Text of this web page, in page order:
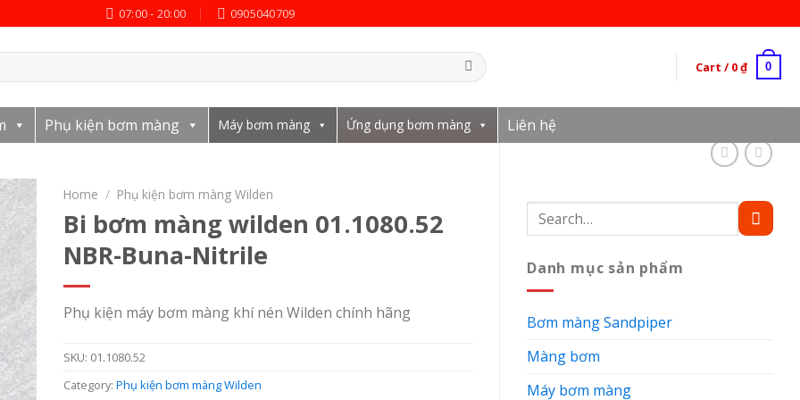
07:00 - 20:00 0905040709
Cart / 0₫ 0
Phụ kiện bơm màng Máy bơm màng Ứng dụng bơm màng Liên hệ
Search
for:
Danh mục sản phẩm
Bơm màng Sandpiper
Màng bơm
Máy bơm màng
Home / Phụ kiện bơm màng Wilden
Bi bơm màng wilden 01.1080.52
NBR-Buna-Nitrile
Phụ kiện máy bơm màng khí nén Wilden chính hãng
SKU: 01.1080.52
Category: Phụ kiện bơm màng Wilden